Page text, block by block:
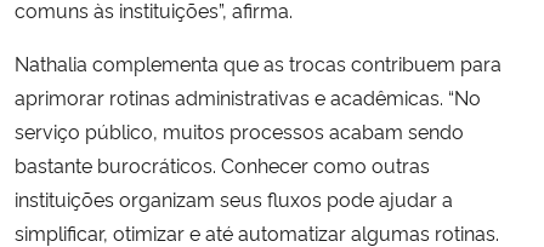
comuns às instituições”, afirma.
Nathalia complementa que as trocas contribuem para
aprimorar rotinas administrativas e acadêmicas. “No
serviço público, muitos processos acabam sendo
bastante burocráticos. Conhecer como outras
instituições organizam seus fluxos pode ajudar a
simplificar, otimizar e até automatizar algumas rotinas.